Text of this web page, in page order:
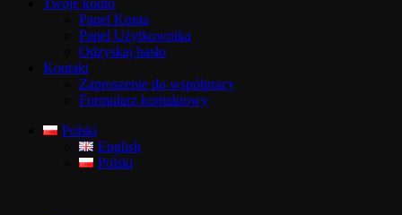
Twoje konto
Panel Konta
Panel Użytkownika
Odzyskaj hasło
Kontakt
Zaproszenie do współpracy
Formularz kontaktowy
Polski
English
Polski